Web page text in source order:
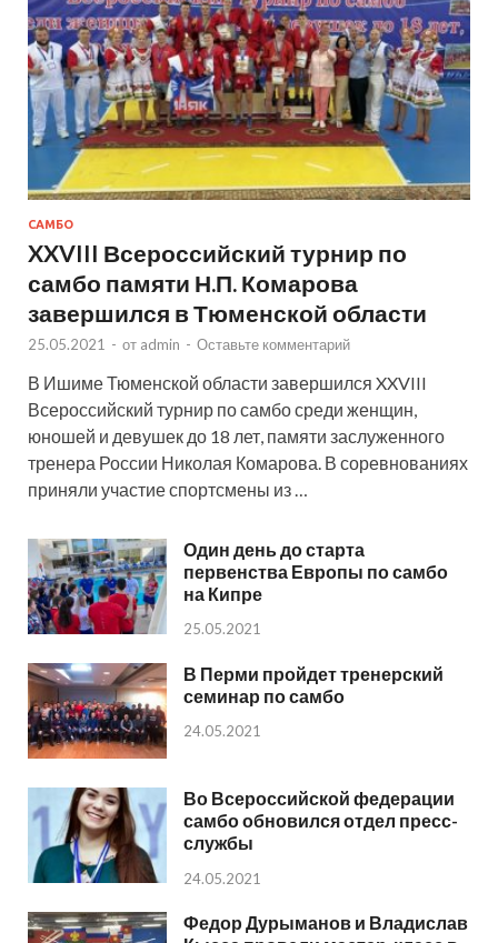
САМБО
XXVIII Всероссийский турнир по
самбо памяти Н.П. Комарова
завершился в Тюменской области
25.05.2021 - от admin - Оставьте комментарий
В Ишиме Тюменской области завершился XXVIII
Всероссийский турнир по самбо среди женщин,
юношей и девушек до 18 лет, памяти заслуженного
тренера России Николая Комарова. В соревнованиях
приняли участие спортсмены из …
Один день до старта
первенства Европы по самбо
на Кипре
25.05.2021
В Перми пройдет тренерский
семинар по самбо
24.05.2021
Во Всероссийской федерации
самбо обновился отдел пресс-
службы
24.05.2021
Федор Дурыманов и Владислав